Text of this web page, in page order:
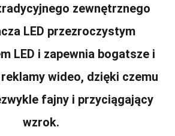
zewnętrznego
LED przezroczystym
LED i zapewnia bogatsze i
wideo, dzięki czemu
fajny i przyciągający
wzrok.